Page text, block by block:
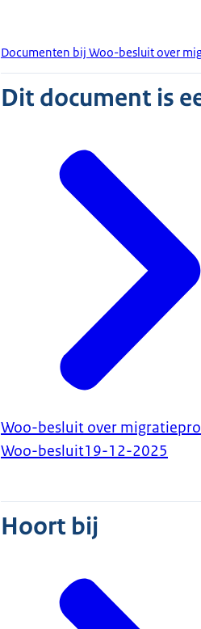
Documenten bij Woo-besluit over
Dit document is
Woo-besluit over
Woo-besluit19-12-2025
Hoort bij